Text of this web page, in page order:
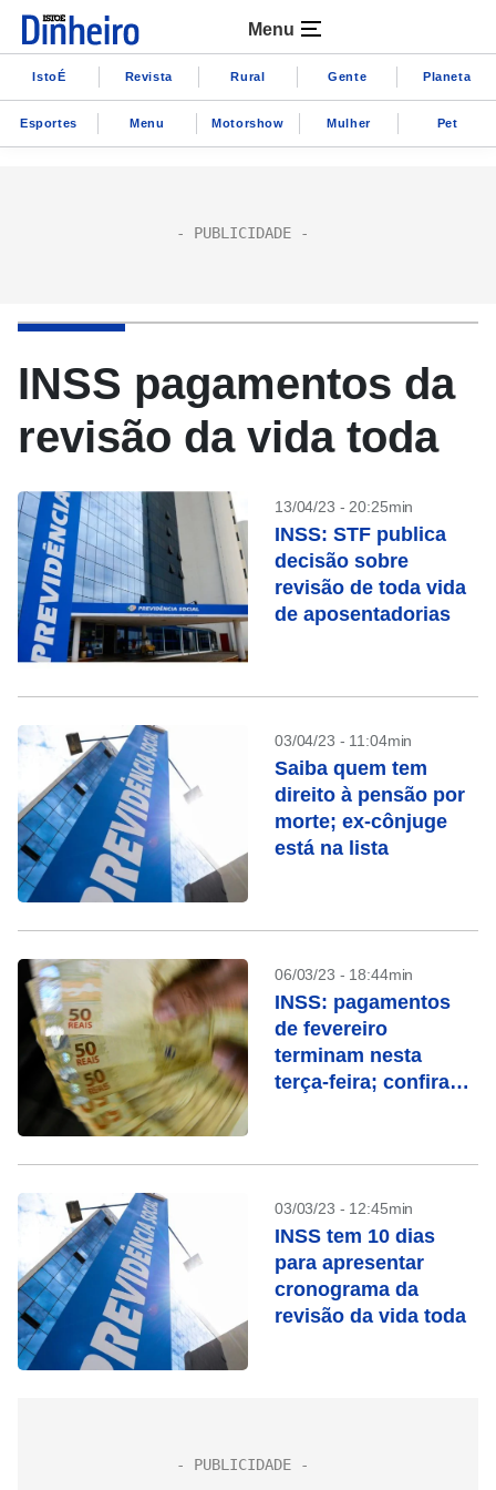
Menu
IstoÉ Revista Rural Gente Planeta
Esportes Menu Motorshow Mulher Pet
INSS pagamentos da
revisão da vida toda
13/04/23 - 20:25min
INSS: STF publica
decisão sobre
revisão de toda vida
de aposentadorias
03/04/23 - 11:04min
Saiba quem tem
direito à pensão por
morte; ex-cônjuge
está na lista
06/03/23 - 18:44min
INSS: pagamentos
de fevereiro
terminam nesta
terça-feira; confira
03/03/23 - 12:45min
INSS tem 10 dias
para apresentar
cronograma da
revisão da vida toda